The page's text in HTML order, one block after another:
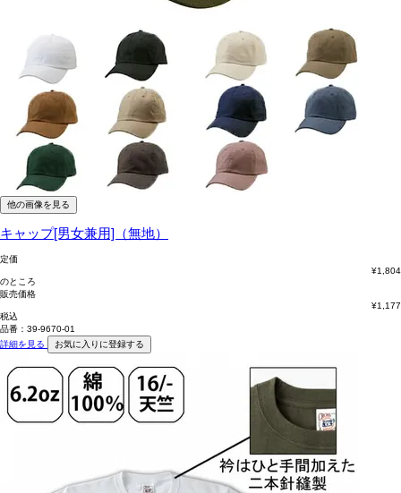
他の画像を見る
キャップ[男女兼用]（無地）
定価
¥1,804
のところ
販売価格
¥1,177
税込
品番：39-9670-01
詳細を見る
お気に入りに登録する